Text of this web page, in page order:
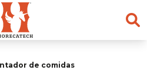
de comidas